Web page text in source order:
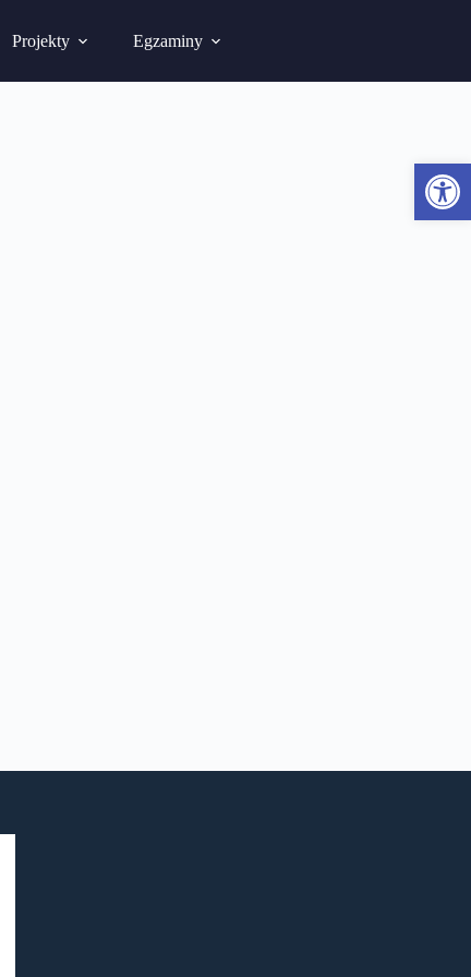
Otwórz pasek narzędzi
Projekty Egzaminy